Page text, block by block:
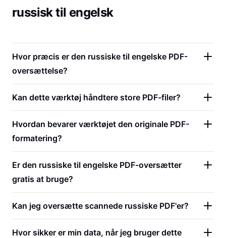
russisk til engelsk
Hvor præcis er den russiske til engelske PDF-
oversættelse?
Kan dette værktøj håndtere store PDF-filer?
Hvordan bevarer værktøjet den originale PDF-
formatering?
Er den russiske til engelske PDF-oversætter
gratis at bruge?
Kan jeg oversætte scannede russiske PDF'er?
Hvor sikker er min data, når jeg bruger dette